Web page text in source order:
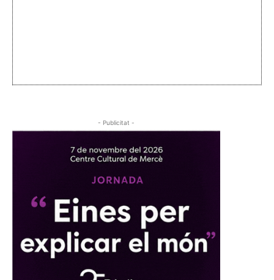
- Publicitat -